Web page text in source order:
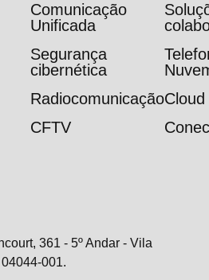
Comunicação
Unificada
Segurança
cibernética
RadiocomunicaçãoCloud
CFTV
361 - 5º Andar - Vila
001.